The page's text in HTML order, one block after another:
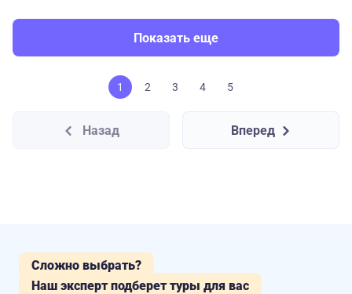
Показать еще
1 2 3 4 5
Назад Вперед
Сложно выбрать?
Наш эксперт подберет туры для вас